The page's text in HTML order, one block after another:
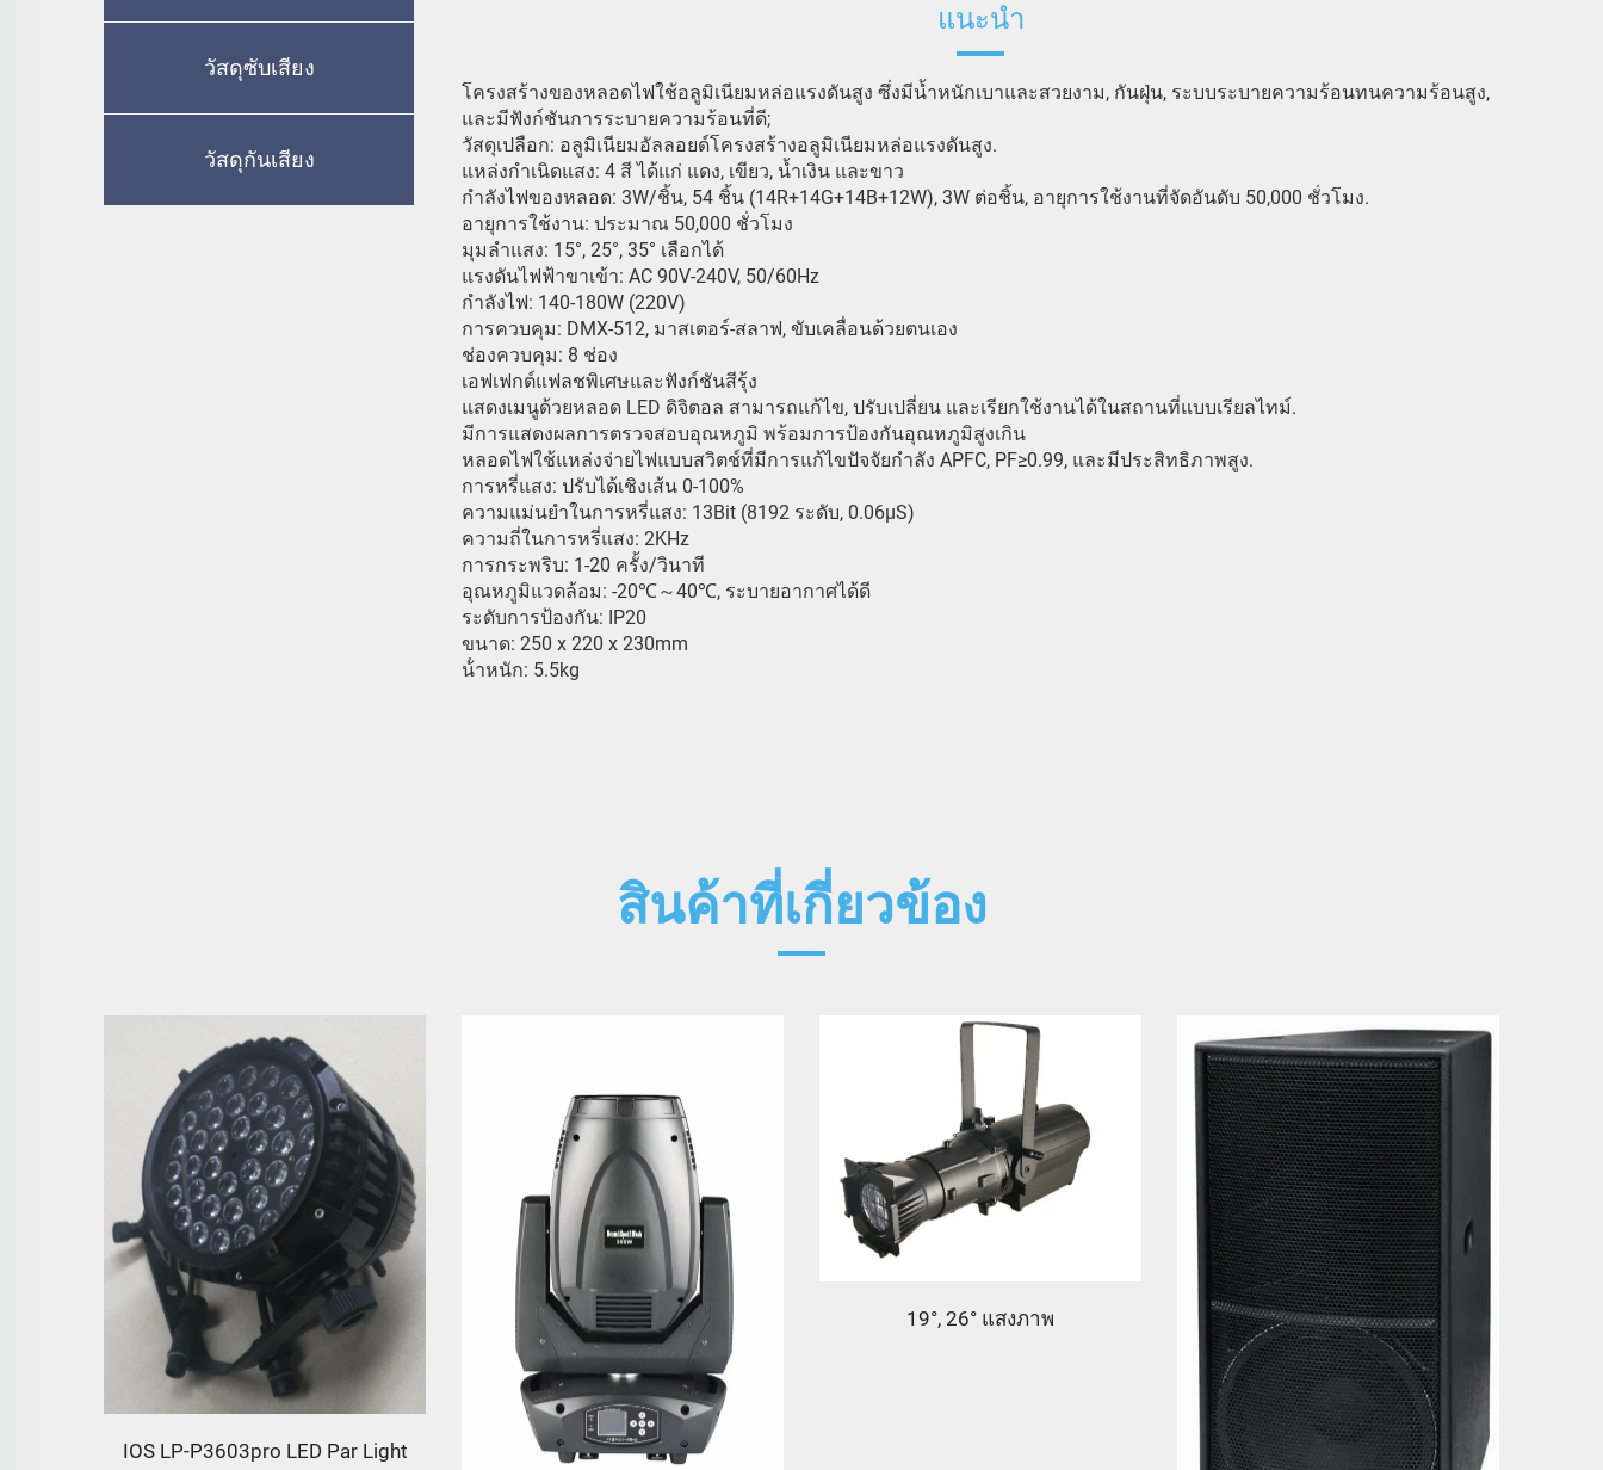
วัสดุซับเสียง
วัสดุกันเสียง
แนะนำ
โครงสร้างของหลอดไฟใช้อลูมิเนียมหล่อแรงดันสูง ซึ่งมีน้ำหนักเบาและสวยงาม, กันฝุ่น, ระบบระบายความร้อนทนความร้อนสูง,
และมีฟังก์ชันการระบายความร้อนที่ดี;
วัสดุเปลือก: อลูมิเนียมอัลลอยด์โครงสร้างอลูมิเนียมหล่อแรงดันสูง.
แหล่งกำเนิดแสง: 4 สี ได้แก่ แดง, เขียว, น้ำเงิน และขาว
กำลังไฟของหลอด: 3W/ชิ้น, 54 ชิ้น (14R+14G+14B+12W), 3W ต่อชิ้น, อายุการใช้งานที่จัดอันดับ 50,000 ชั่วโมง.
อายุการใช้งาน: ประมาณ 50,000 ชั่วโมง
มุมลำแสง: 15°, 25°, 35° เลือกได้
แรงดันไฟฟ้าขาเข้า: AC 90V-240V, 50/60Hz
กำลังไฟ: 140-180W (220V)
การควบคุม: DMX-512, มาสเตอร์-สลาฟ, ขับเคลื่อนด้วยตนเอง
ช่องควบคุม: 8 ช่อง
เอฟเฟกต์แฟลชพิเศษและฟังก์ชันสีรุ้ง
แสดงเมนูด้วยหลอด LED ดิจิตอล สามารถแก้ไข, ปรับเปลี่ยน และเรียกใช้งานได้ในสถานที่แบบเรียลไทม์.
มีการแสดงผลการตรวจสอบอุณหภูมิ พร้อมการป้องกันอุณหภูมิสูงเกิน
หลอดไฟใช้แหล่งจ่ายไฟแบบสวิตช์ที่มีการแก้ไขปัจจัยกำลัง APFC, PF≥0.99, และมีประสิทธิภาพสูง.
การหรี่แสง: ปรับได้เชิงเส้น 0-100%
ความแม่นยำในการหรี่แสง: 13Bit (8192 ระดับ, 0.06μS)
ความถี่ในการหรี่แสง: 2KHz
การกระพริบ: 1-20 ครั้ง/วินาที
อุณหภูมิแวดล้อม: -20℃～40℃, ระบายอากาศได้ดี
ระดับการป้องกัน: IP20
ขนาด: 250 x 220 x 230mm
น้ําหนัก: 5.5kg
สินค้าที่เกี่ยวข้อง
IOS LP-P3603pro LED Par Light
19°, 26° แสงภาพ